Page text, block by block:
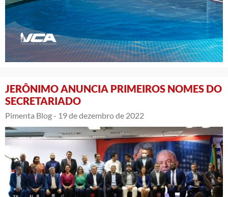
JERÔNIMO ANUNCIA PRIMEIROS NOMES DO
SECRETARIADO
Pimenta Blog - 19 de dezembro de 2022